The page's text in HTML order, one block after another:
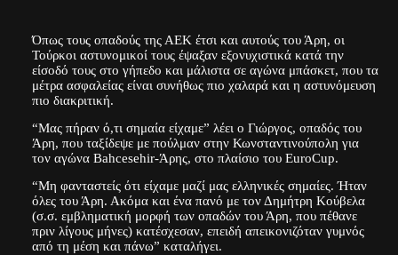
Όπως τους οπαδούς της ΑΕΚ έτσι και αυτούς του Άρη, οι
Τούρκοι αστυνομικοί τους έψαξαν εξονυχιστικά κατά την
είσοδό τους στο γήπεδο και μάλιστα σε αγώνα μπάσκετ, που τα
μέτρα ασφαλείας είναι συνήθως πιο χαλαρά και η αστυνόμευση
πιο διακριτική.
“Μας πήραν ό,τι σημαία είχαμε” λέει ο Γιώργος, οπαδός του
Άρη, που ταξίδεψε με πούλμαν στην Κωνσταντινούπολη για
τον αγώνα Bahcesehir-Άρης, στο πλαίσιο του EuroCup.
“Μη φανταστείς ότι είχαμε μαζί μας ελληνικές σημαίες. Ήταν
όλες του Άρη. Ακόμα και ένα πανό με τον Δημήτρη Κούβελα
(σ.σ. εμβληματική μορφή των οπαδών του Άρη, που πέθανε
πριν λίγους μήνες) κατέσχεσαν, επειδή απεικονιζόταν γυμνός
από τη μέση και πάνω” καταλήγει.